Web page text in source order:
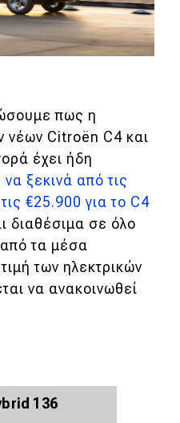
πως η
νέων Citroën C4 και
έχει ήδη
να ξεκινά από τις
€25.900 για το C4
διαθέσιμα σε όλο
τα μέσα
των ηλεκτρικών
να ανακοινωθεί
136